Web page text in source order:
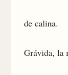
de calina.
Grávida, la